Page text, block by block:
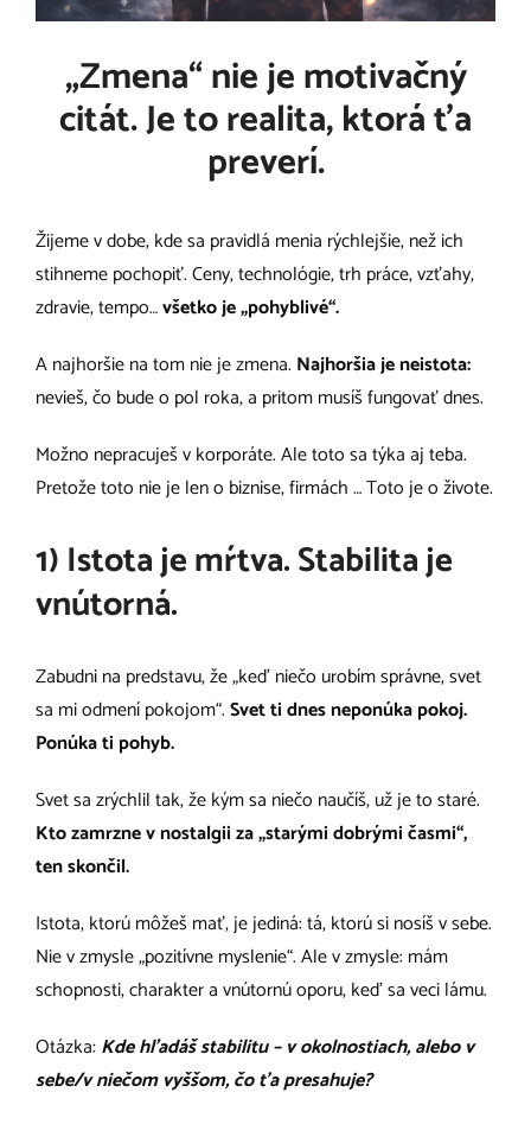
„Zmena“ nie je motivačný
citát. Je to realita, ktorá ťa
preverí.
Žijeme v dobe, kde sa pravidlá menia rýchlejšie, než ich
stihneme pochopiť. Ceny, technológie, trh práce, vzťahy,
zdravie, tempo…všetko je „pohyblivé“.
A najhoršie na tom nie je zmena. Najhoršia je neistota:
nevieš, čo bude o pol roka, a pritom musíš fungovať dnes.
Možno nepracuješ v korporáte. Ale toto sa týka aj teba.
Pretože toto nie je len o biznise, firmách … Toto je o živote.
1) Istota je mŕtva. Stabilita je
vnútorná.
Zabudni na predstavu, že „keď niečo urobím správne, svet
sa mi odmení pokojom“.Svet ti dnes neponúka pokoj.
Ponúka ti pohyb.
Svet sa zrýchlil tak, že kým sa niečo naučíš, už je to staré.
Kto zamrzne v nostalgii za „starými dobrými časmi“,
ten skončil.
Istota, ktorú môžeš mať, je jediná: tá, ktorú si nosíš v sebe.
Nie v zmysle „pozitívne myslenie“. Ale v zmysle: mám
schopnosti, charakter a vnútornú oporu, keď sa veci lámu.
Otázka:Kde hľadáš stabilitu – v okolnostiach, alebo v
sebe/v niečom vyššom, čo ťa presahuje?